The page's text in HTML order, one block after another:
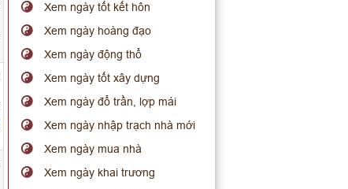
Xem ngày tốt kết hôn
Xem ngày hoàng đạo
Xem ngày động thổ
Xem ngày tốt xây dựng
Xem ngày đổ trần, lợp mái
Xem ngày nhập trạch nhà mới
Xem ngày mua nhà
Xem ngày khai trương